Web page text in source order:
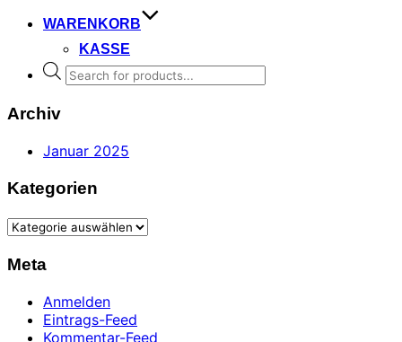
WARENKORB
KASSE
Products
search
Archiv
Januar 2025
Kategorien
Kategorien
Meta
Anmelden
Eintrags-Feed
Kommentar-Feed